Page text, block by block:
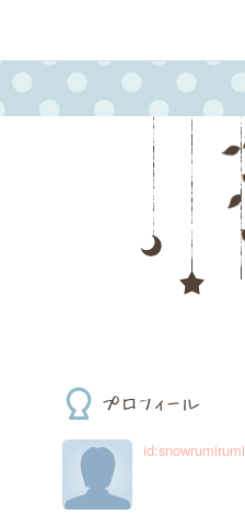
プロフィール
id:snowrumirumi